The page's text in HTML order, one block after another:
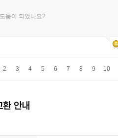
움이 되었나요?
2 3 4 5 6 7 8 9 10
안내